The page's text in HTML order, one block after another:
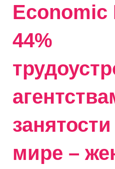
Economic
44%
мире –